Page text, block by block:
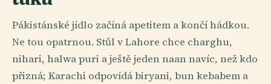
Pákistánské jídlo začíná apetitem a končí hádkou.
Ne tou opatrnou. Stůl v Lahore chce charghu,
nihari, halwa puri a ještě jeden naan navíc, než kdo
přizná; Karachi odpovídá biryani, bun kebabem a